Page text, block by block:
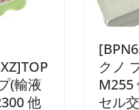
(輸液
他
クノ
M255
セル